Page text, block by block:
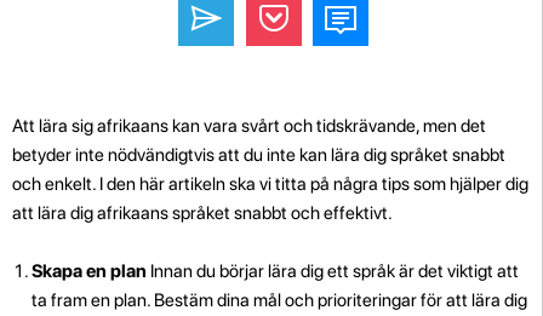
Att lära sig afrikaans kan vara svårt och tidskrävande, men det
betyder inte nödvändigtvis att du inte kan lära dig språket snabbt
och enkelt. I den här artikeln ska vi titta på några tips som hjälper dig
att lära dig afrikaans språket snabbt och effektivt.
Skapa en plan Innan du börjar lära dig ett språk är det viktigt att
ta fram en plan. Bestäm dina mål och prioriteringar för att lära dig